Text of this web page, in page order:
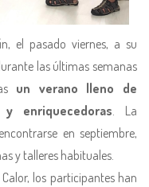
el pasado viernes, a su
las últimas semanas
un verano lleno de
enriquecedoras. La
en septiembre,
y talleres habituales.
los participantes han